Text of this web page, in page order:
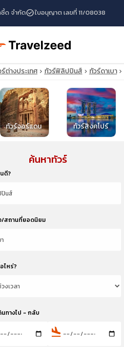
ซี้ด จำกัดcheck_circleใบอนุญาต เลขที่ 11/08038
ร์ต่างประเทศ ทัวร์ฟิลิปปินส์ ทัวร์ดาเบา
ทัวร์จอร์แดน ทัวร์สิงคโปร์
ค้นหาทัวร์
ดี?
/สถานที่ยอดนิยม
ไหร่?
นทางไป - กลับ
flight_land